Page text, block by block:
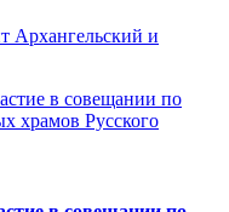
Архангельский и